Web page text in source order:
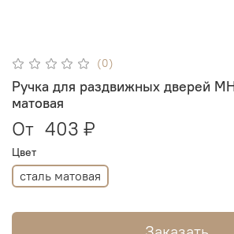
(0)
Ручка для раздвижных дверей
матовая
От 403 ₽
Цвет
сталь матовая